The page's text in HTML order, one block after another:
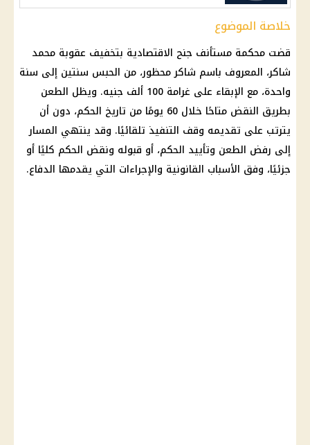
خلاصة الموضوع
قضت محكمة مستأنف جنح الاقتصادية بتخفيف عقوبة محمد
شاكر، المعروف باسم شاكر محظور، من الحبس سنتين إلى سنة
واحدة، مع الإبقاء على غرامة 100 ألف جنيه. ويظل الطعن
بطريق النقض متاحًا خلال 60 يومًا من تاريخ الحكم، دون أن
يترتب على تقديمه وقف التنفيذ تلقائيًا. وقد ينتهي المسار
إلى رفض الطعن وتأييد الحكم، أو قبوله ونقض الحكم كليًا أو
جزئيًا، وفق الأسباب القانونية والإجراءات التي يقدمها الدفاع.